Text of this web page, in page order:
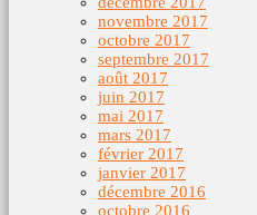
novembre 2017
octobre 2017
septembre 2017
août 2017
juin 2017
mai 2017
mars 2017
février 2017
janvier 2017
décembre 2016
octobre 2016